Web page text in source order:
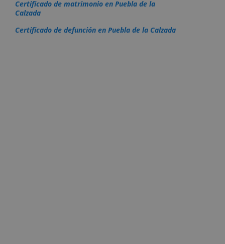
Certificado de matrimonio en Puebla de la
Calzada
Certificado de defunción en Puebla de la Calzada